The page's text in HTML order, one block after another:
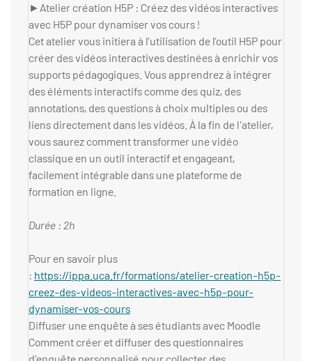
►Atelier création H5P : Créez des vidéos interactives
avec H5P pour dynamiser vos cours !
Cet atelier vous initiera à l’utilisation de l’outil H5P pour
créer des vidéos interactives destinées à enrichir vos
supports pédagogiques. Vous apprendrez à intégrer
des éléments interactifs comme des quiz, des
annotations, des questions à choix multiples ou des
liens directement dans les vidéos. À la fin de l'atelier,
vous saurez comment transformer une vidéo
classique en un outil interactif et engageant,
facilement intégrable dans une plateforme de
formation en ligne.
Durée : 2h
Pour en savoir plus
: https://ippa.uca.fr/formations/atelier-creation-h5p-
creez-des-videos-interactives-avec-h5p-pour-
dynamiser-vos-cours
Diffuser une enquête à ses étudiants avec Moodle
Comment créer et diffuser des questionnaires